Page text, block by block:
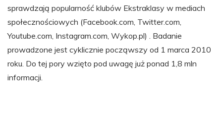
sprawdzają popularność klubów Ekstraklasy w mediach
społecznościowych (Facebook.com, Twitter.com,
Youtube.com, Instagram.com, Wykop.pl) . Badanie
prowadzone jest cyklicznie począwszy od 1 marca 2010
roku. Do tej pory wzięto pod uwagę już ponad 1,8 mln
informacji.